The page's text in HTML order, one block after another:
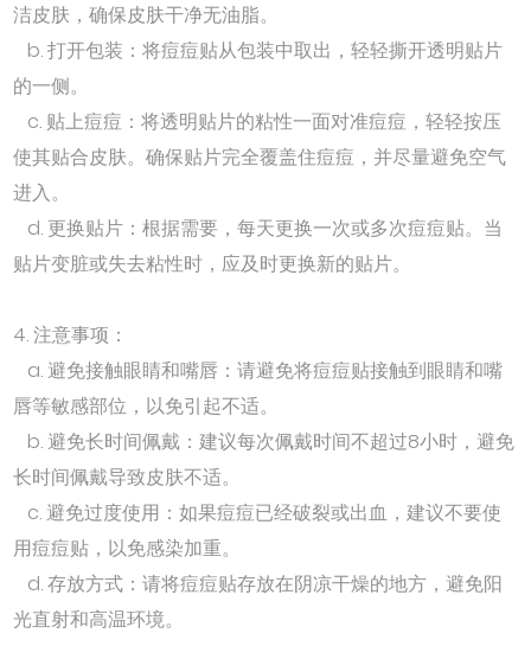
洁皮肤，确保皮肤干净无油脂。
b. 打开包装：将痘痘贴从包装中取出，轻轻撕开透明贴片
的一侧。
c. 贴上痘痘：将透明贴片的粘性一面对准痘痘，轻轻按压
使其贴合皮肤。确保贴片完全覆盖住痘痘，并尽量避免空气
进入。
d. 更换贴片：根据需要，每天更换一次或多次痘痘贴。当
贴片变脏或失去粘性时，应及时更换新的贴片。
4. 注意事项：
a. 避免接触眼睛和嘴唇：请避免将痘痘贴接触到眼睛和嘴
唇等敏感部位，以免引起不适。
b. 避免长时间佩戴：建议每次佩戴时间不超过8小时，避免
长时间佩戴导致皮肤不适。
c. 避免过度使用：如果痘痘已经破裂或出血，建议不要使
用痘痘贴，以免感染加重。
d. 存放方式：请将痘痘贴存放在阴凉干燥的地方，避免阳
光直射和高温环境。